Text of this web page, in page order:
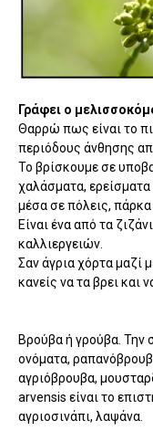
Γράφει ο
Θαρρώ πως είναι το
περιόδους άνθησης
Το βρίσκουμε σε
χαλάσματα,
μέσα σε πόλεις, πάρκα
Είναι ένα από τα
καλλιεργειών.
Σαν άγρια χόρτα μαζί
κανείς να τα βρει και
Βρούβα ή γρούβα. Την
ονόματα,
αγριόβρουβα,
arvensis είναι το
αγριοσινάπι, λαψάνα.